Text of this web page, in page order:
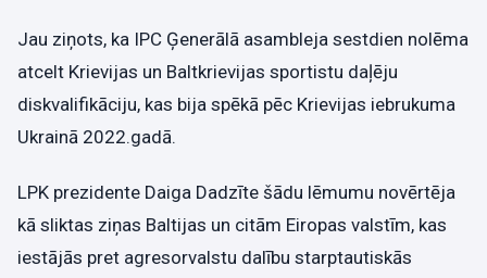
Jau ziņots, ka IPC Ģenerālā asambleja sestdien nolēma
atcelt Krievijas un Baltkrievijas sportistu daļēju
diskvalifikāciju, kas bija spēkā pēc Krievijas iebrukuma
Ukrainā 2022.gadā.
LPK prezidente Daiga Dadzīte šādu lēmumu novērtēja
kā sliktas ziņas Baltijas un citām Eiropas valstīm, kas
iestājās pret agresorvalstu dalību starptautiskās